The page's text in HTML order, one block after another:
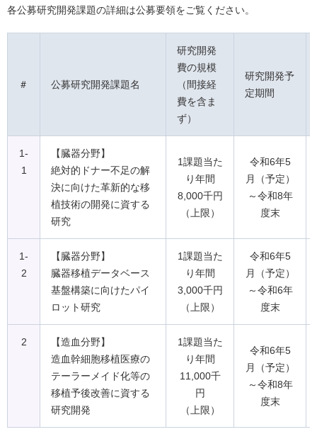
各公募研究開発課題の詳細は公募要領をご覧ください。
＃ 公募研究開発課題名
研究開発
費の規模
（間接経
費を含ま
ず）
研究開発予
定期間
1-
1
【臓器分野】
絶対的ドナー不足の解
決に向けた革新的な移
植技術の開発に資する
研究
1課題当た
り年間
8,000千円
（上限）
令和6年5
月（予定）
～令和8年
度末
1-
2
【臓器分野】
臓器移植データベース
基盤構築に向けたパイ
ロット研究
1課題当た
り年間
3,000千円
（上限）
令和6年5
月（予定）
～令和6年
度末
2
【造血分野】
造血幹細胞移植医療の
テーラーメイド化等の
移植予後改善に資する
研究開発
1課題当た
り年間
11,000千
円
（上限）
令和6年5
月（予定）
～令和8年
度末